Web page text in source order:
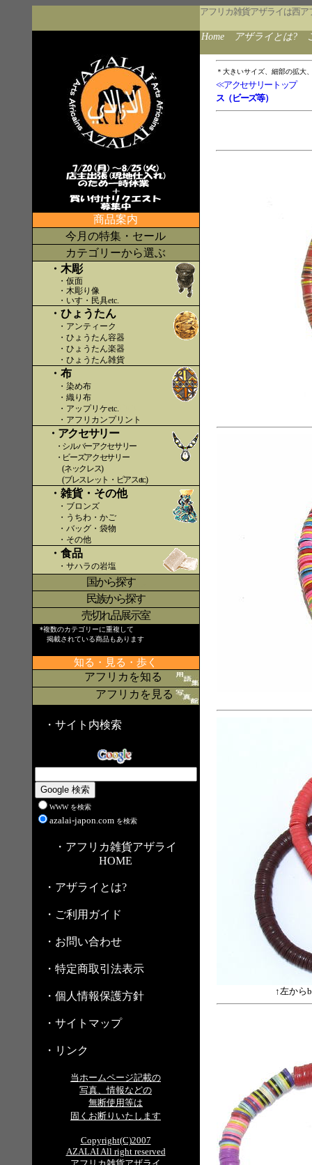
アフリカ雑貨アザライは西
Home アザライとは?
商品案内
今月の特集・セール
カテゴリーから選ぶ
・木彫
・仮面
・木彫り像
・いす・民具etc.
・ひょうたん
・アンティーク
・ひょうたん容器
・ひょうたん楽器
・ひょうたん雑貨
・布
・染め布
・織り布
・アップリケetc.
・アフリカンプリント
・アクセサリー
・シルバーアクセサリー
・ビーズアクセサリー
(ネックレス)
(ブレスレット・ピアスetc.)
・雑貨・その他
・ブロンズ
・うちわ・かご
・バッグ・袋物
・その他
・食品
・サハラの岩塩
国から探す〇
民族から探す
売切れ品展示室
*複数のカテゴリーに重複して
掲載されている商品もあります
知る・見る・歩く
アフリカを知る
アフリカを見る
・サイト内検索
WWW を検索
azalai-japon.com を検索
・アフリカ雑貨アザライ
HOME
・アザライとは?
・ご利用ガイド
・お問い合わせ
・特定商取引法表示
・個人情報保護方針
・サイトマップ
・リンク
当ホームページ記載の
写真、情報などの
無断使用等は
固くお断りいたします
Copyright(C)2007
AZALAI All right reserved
＊大きいサイズ、細部の拡大
<<アクセサリートップ
ス（ビーズ等）
↑左から